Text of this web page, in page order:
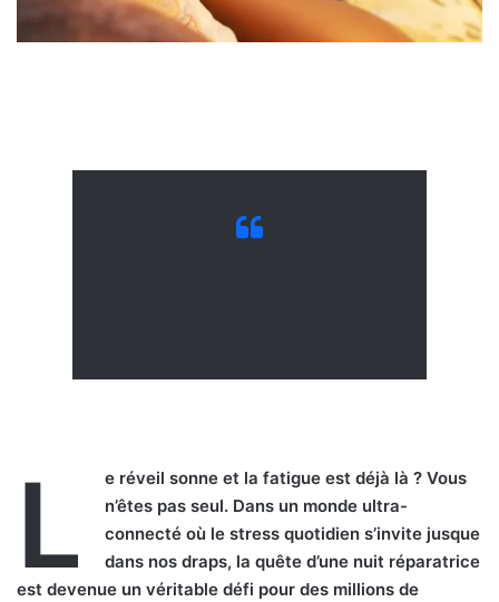
L
e réveil sonne et la fatigue est déjà là ? Vous
n’êtes pas seul. Dans un monde ultra-
connecté où le stress quotidien s’invite jusque
dans nos draps, la quête d’une nuit réparatrice
est devenue un véritable défi pour des millions de